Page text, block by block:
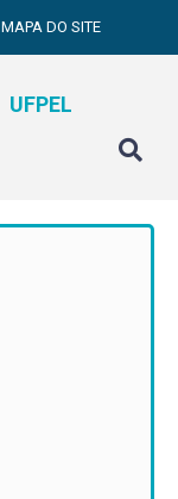
MAPA DO SITE
UFPEL